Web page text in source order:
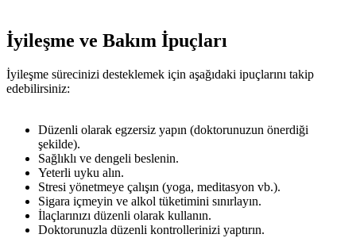
İyileşme ve Bakım İpuçları
İyileşme sürecinizi desteklemek için aşağıdaki ipuçlarını takip
edebilirsiniz:
Düzenli olarak egzersiz yapın (doktorunuzun önerdiği
şekilde).
Sağlıklı ve dengeli beslenin.
Yeterli uyku alın.
Stresi yönetmeye çalışın (yoga, meditasyon vb.).
Sigara içmeyin ve alkol tüketimini sınırlayın.
İlaçlarınızı düzenli olarak kullanın.
Doktorunuzla düzenli kontrollerinizi yaptırın.